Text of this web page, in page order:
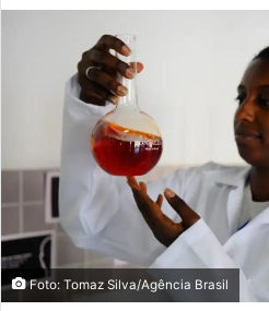
Foto: Tomaz Silva/Agência Brasil